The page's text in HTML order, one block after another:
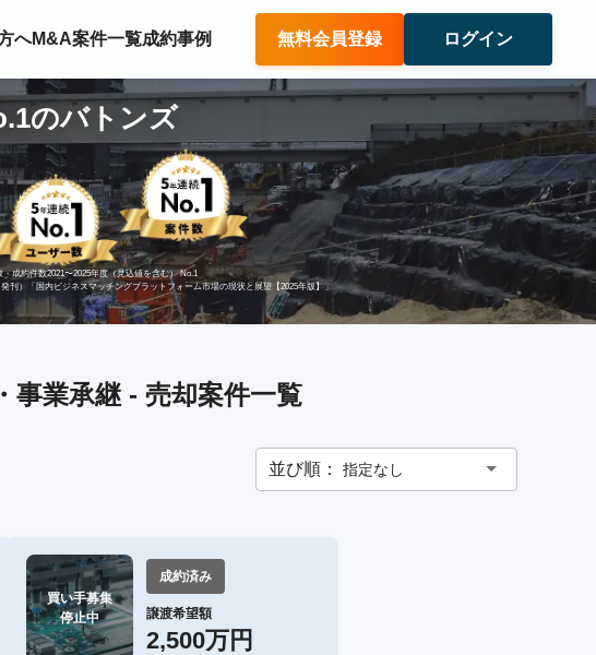
へM&A案件一覧成約事例 無料会員登録 ログイン
のバトンズ
成約件数2021〜2025年度（見込値を含む） No.1
刊）「国内ビジネスマッチングプラットフォーム市場の現状と展望【2025年版】」
事業承継 - 売却案件一覧
並び順： 指定なし
買い手募集
停止中
成約済み
譲渡希望額
2,500万円